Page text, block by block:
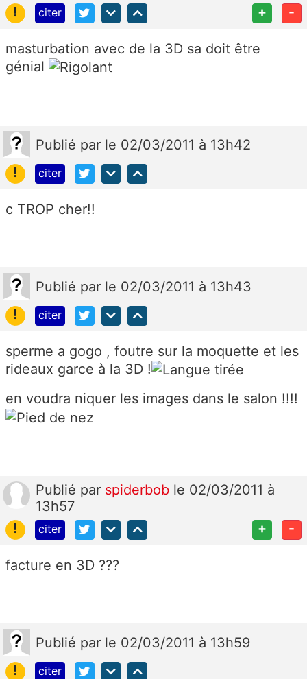
! citer + -
masturbation avec de la 3D sa doit être
génial
Publié par le 02/03/2011 à 13h42
!
citer
c TROP cher!!
Publié par le 02/03/2011 à 13h43
!
citer
sperme a gogo , foutre sur la moquette et les
rideaux garce à la 3D !
en voudra niquer les images dans le salon !!!!
Publié par spiderbob le 02/03/2011 à
13h57
!
citer + -
facture en 3D ???
Publié par le 02/03/2011 à 13h59
!
citer